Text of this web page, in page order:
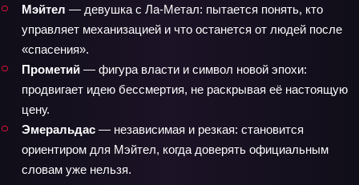
Мэйтел — девушка с Ла‑Метал: пытается понять, кто
управляет механизацией и что останется от людей после
«спасения».
Прометий — фигура власти и символ новой эпохи:
продвигает идею бессмертия, не раскрывая её настоящую
цену.
Эмеральдас — независимая и резкая: становится
ориентиром для Мэйтел, когда доверять официальным
словам уже нельзя.